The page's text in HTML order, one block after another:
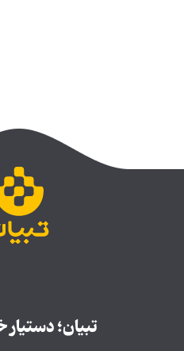
تبیان؛ دستیار